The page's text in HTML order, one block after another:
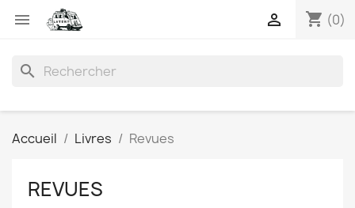
 shopping_cart (0)

search
Accueil Livres Revues
REVUES